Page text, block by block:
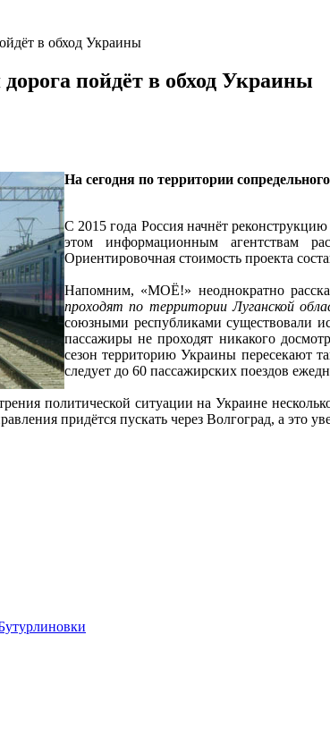
в обход Украины
пойдёт в обход Украины
На сегодня по территории
С 2015 года Россия начнёт
этом информационным агентствам
Ориентировочная стоимость проекта
Напомним, «МОЁ!» неоднократно
проходят по территории Луганской
союзными республиками существовали
пассажиры не проходят никакого
сезон территорию Украины пересекают
следует до 60 пассажирских поездов
политической ситуации на Украине
придётся пускать через Волгоград, а это